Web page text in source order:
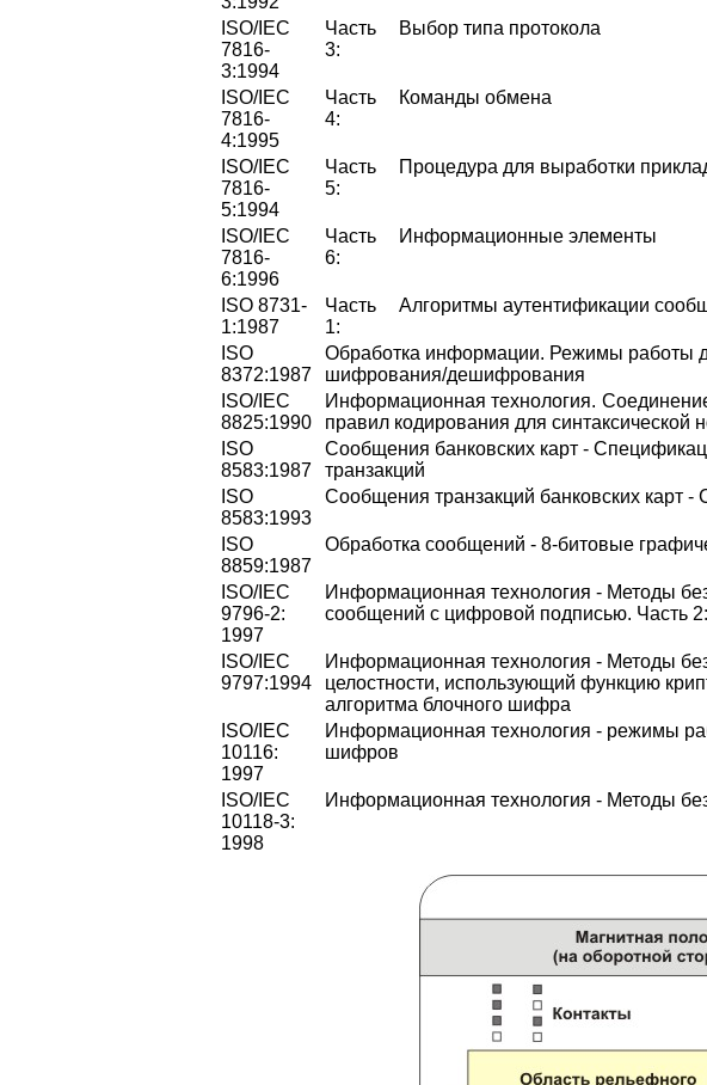
ISO/IEC
7816-
3:1994
Часть
3:
Выбор типа протокола
ISO/IEC
7816-
4:1995
Часть
4:
Команды обмена
ISO/IEC
7816-
5:1994
Часть
5:
Процедура для выработки
ISO/IEC
7816-
6:1996
Часть
6:
Информационные элементы
ISO 8731-
1:1987
Часть
1:
Алгоритмы аутентификации
ISO
8372:1987
Обработка информации. Режимы работы
шифрования/дешифрования
ISO/IEC
8825:1990
Информационная технология.
правил кодирования для синтаксической
ISO
8583:1987
Сообщения банковских карт -
транзакций
ISO
8583:1993
Сообщения транзакций банковских карт
ISO
8859:1987
Обработка сообщений - 8-битовые
ISO/IEC
9796-2:
1997
Информационная технология - Методы
сообщений с цифровой подписью. Часть
ISO/IEC
9797:1994
Информационная технология - Методы
целостности, использующий функцию
алгоритма блочного шифра
ISO/IEC
10116:
1997
Информационная технология - режимы
шифров
ISO/IEC
10118-3:
1998
Информационная технология - Методы